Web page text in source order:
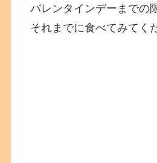
バレンタインデーまでの
それまでに食べてみてく